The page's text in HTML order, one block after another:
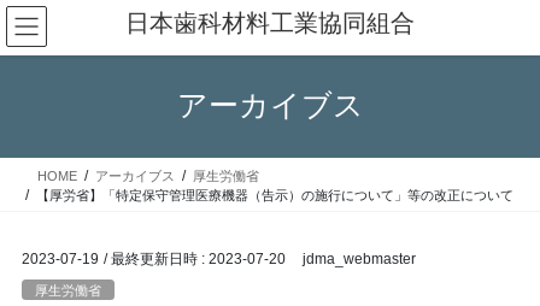
コ
ン
テ
ス
ナ
ビ
ゲ
ン
日本歯科材料工業協同組合
アーカイブス
HOME アーカイブス
厚生労働省
【厚労省】「特定保守管理医療機器（告示）の施行について」等の改正について
2023-07-19 / 最終更新日時 : 2023-07-20 jdma_webmaster
厚生労働省